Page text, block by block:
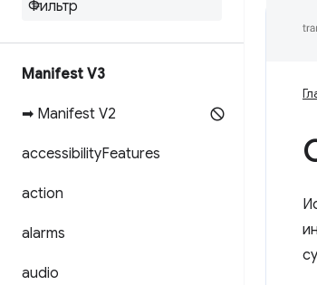
Manifest V3
➡ Manifest V2
accessibilityFeatures
action
alarms
audio